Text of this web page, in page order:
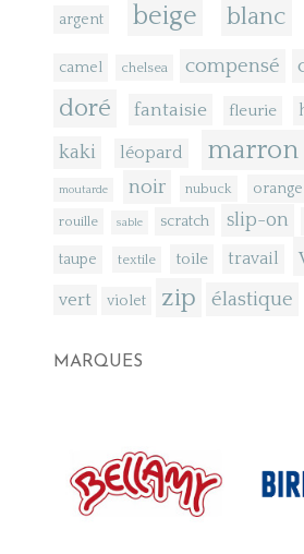
argent beige blanc
camel chelsea compensé
doré fantaisie fleurie
kaki léopard marron
moutarde noir nubuck orange
rouille sable scratch slip-on
taupe textile toile travail
vert violet zip élastique
MARQUES